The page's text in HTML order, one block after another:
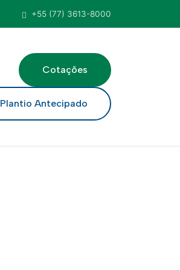
+55 (77) 3613-8000
Cotações
Plantio Antecipado